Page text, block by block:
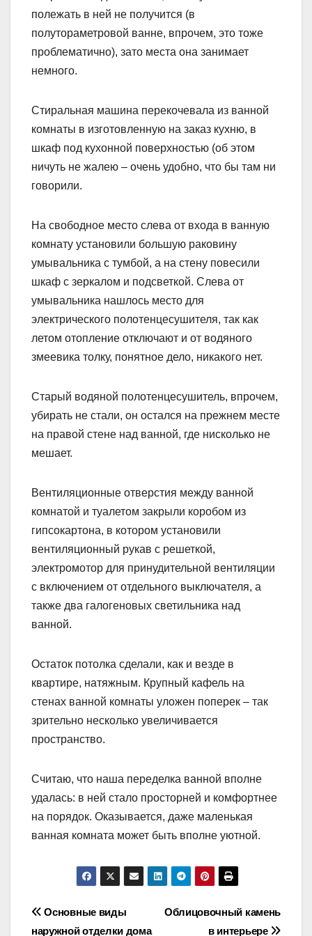
полежать в ней не получится (в
полутораметровой ванне, впрочем, это тоже
проблематично), зато места она занимает
немного.
Стиральная машина перекочевала из ванной
комнаты в изготовленную на заказ кухню, в
шкаф под кухонной поверхностью (об этом
ничуть не жалею – очень удобно, что бы там ни
говорили.
На свободное место слева от входа в ванную
комнату установили большую раковину
умывальника с тумбой, а на стену повесили
шкаф с зеркалом и подсветкой. Слева от
умывальника нашлось место для
электрического полотенцесушителя, так как
летом отопление отключают и от водяного
змеевика толку, понятное дело, никакого нет.
Старый водяной полотенцесушитель, впрочем,
убирать не стали, он остался на прежнем месте
на правой стене над ванной, где нисколько не
мешает.
Вентиляционные отверстия между ванной
комнатой и туалетом закрыли коробом из
гипсокартона, в котором установили
вентиляционный рукав с решеткой,
электромотор для принудительной вентиляции
с включением от отдельного выключателя, а
также два галогеновых светильника над
ванной.
Остаток потолка сделали, как и везде в
квартире, натяжным. Крупный кафель на
стенах ванной комнаты уложен поперек – так
зрительно несколько увеличивается
пространство.
Считаю, что наша переделка ванной вполне
удалась: в ней стало просторней и комфортнее
на порядок. Оказывается, даже маленькая
ванная комната может быть вполне уютной.
Навигация
Облицовочный камень
в интерьере
Основные виды
наружной отделки дома